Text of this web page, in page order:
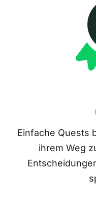
Einfache Quests
ihrem Weg